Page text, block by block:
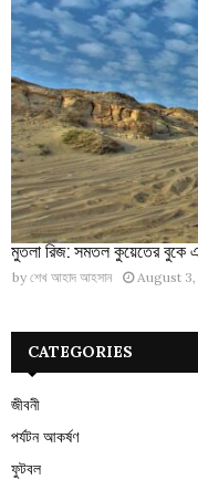
মুতলা রিজ: সমতল কুয়েতের বুকে
by শেখ আহাদ আহসান August
CATEGORIES
জীবনী
পর্যটন আকর্ষণ
ফুটবল